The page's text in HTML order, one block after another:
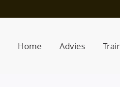
Home Advies